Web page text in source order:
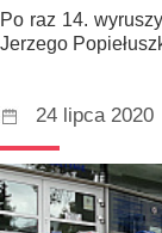
Po raz 14.
Jerzego
24 lipca 2020